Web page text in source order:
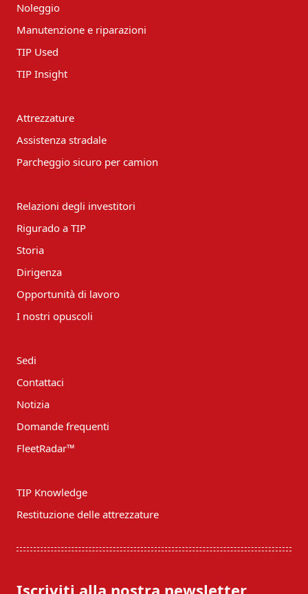
Noleggio
Manutenzione e riparazioni
TIP Used
TIP Insight
Attrezzature
Assistenza stradale
Parcheggio sicuro per camion
Relazioni degli investitori
Rigurado a TIP
Storia
Dirigenza
Opportunità di lavoro
I nostri opuscoli
Sedi
Contattaci
Notizia
Domande frequenti
FleetRadar™
TIP Knowledge
Restituzione delle attrezzature
Iscriviti alla nostra newsletter